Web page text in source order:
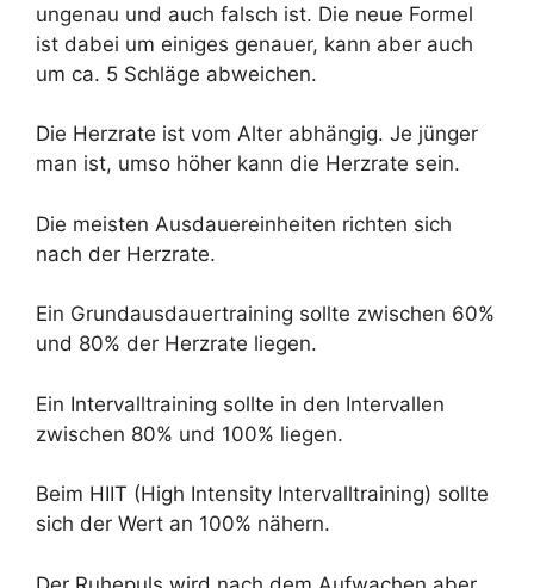
ungenau und auch falsch ist. Die neue Formel
ist dabei um einiges genauer, kann aber auch
um ca. 5 Schläge abweichen.
Die Herzrate ist vom Alter abhängig. Je jünger
man ist, umso höher kann die Herzrate sein.
Die meisten Ausdauereinheiten richten sich
nach der Herzrate.
Ein Grundausdauertraining sollte zwischen 60%
und 80% der Herzrate liegen.
Ein Intervalltraining sollte in den Intervallen
zwischen 80% und 100% liegen.
Beim HIIT (High Intensity Intervalltraining) sollte
sich der Wert an 100% nähern.